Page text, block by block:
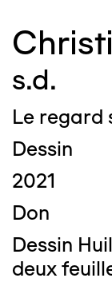
s.d.
Le regard
Dessin
2021
Don
Dessin
deux